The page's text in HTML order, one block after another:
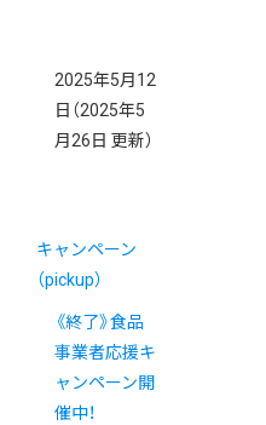
2025年5月12
日 （2025年5
月26日 更新）
キャンペーン
（pickup）
《終了》食品
事業者応援キ
ャンペーン開
催中！